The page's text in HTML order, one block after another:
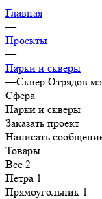
Главная
—
Проекты
—
Парки и скверы
—Сквер Отрядов
Сфера
Парки и скверы
Заказать проект
Написать
Товары
Все 2
Петра 1
Прямоугольник 1